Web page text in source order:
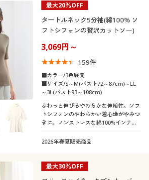
最大20％OFF
タートルネック5分袖(綿100% ソ
フトシフォンの贅沢カットソー)
3,069円～
159件
■カラー/3色展開
■サイズ/S～M(バスト72～87cm)～LL
～3L(バスト93～108cm)
ふわっと伸びるやわらかな伸縮性。ソフ
トシフォンのやわらかい着心地がやみつ
きに。ノンストレスな綿100%インナ
ー、首元すっぽり、防寒や日焼け対策に
も便利なタートルネック5分袖タイプ
2026年春夏販売商品
最大30％OFF